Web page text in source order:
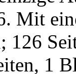
Mit
126
1